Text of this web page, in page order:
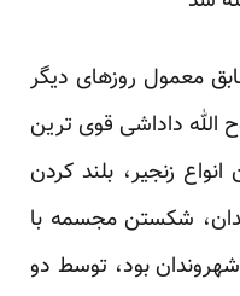
معمول روزهای دیگر
الله داداشی قوی ترین
زنجیر، بلند کردن
شکستن مجسمه با
بود، توسط دو